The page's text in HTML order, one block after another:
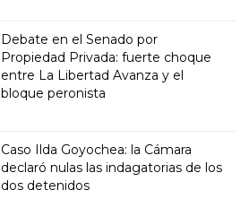
Debate en el Senado por
Propiedad Privada: fuerte choque
entre La Libertad Avanza y el
bloque peronista
Caso Ilda Goyochea: la Cámara
declaró nulas las indagatorias de los
dos detenidos